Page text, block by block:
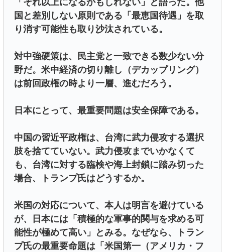
「それ以上になるかもしれない」と語った。他
国と差別しない原則である「最恵国待遇」を取
り消す可能性も取り沙汰されている。
対中強硬策は、民主党と一致できる数少ない分
野だ。米中経済の切り離し（デカップリング）
は前回政権の時より一層、進むだろう。
日本にとって、最重要問題は安全保障である。
中国の習近平政権は、台湾に武力侵攻する選択
肢を捨てていない。武力侵攻までいかなくて
も、台湾に対する臨検や海上封鎖に踏み切った
場合、トランプ氏はどうするか。
米国の対応について、本人は明言を避けている
が、日本には「積極的な軍事的関与を求める可
能性が極めて高い」とみる。なぜなら、トラン
プ氏の最重要命題は「米国第一（アメリカ・フ